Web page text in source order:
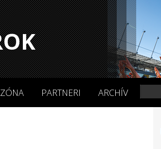
PARTNERI ARCHÍV